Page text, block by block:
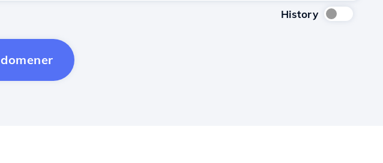
History